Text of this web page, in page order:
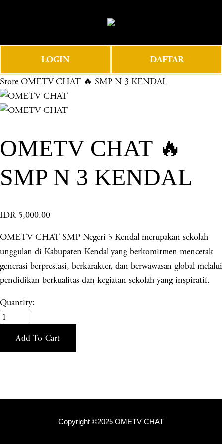
e
e
n
u
LOGIN DAFTAR
Store OMETV CHAT 🔥 SMP N 3 KENDAL
OMETV CHAT 🔥
SMP N 3 KENDAL
IDR 5,000.00
OMETV CHAT SMP Negeri 3 Kendal merupakan sekolah
unggulan di Kabupaten Kendal yang berkomitmen mencetak
generasi berprestasi, berkarakter, dan berwawasan global melalui
pendidikan berkualitas dan kegiatan sekolah yang inspiratif.
Quantity:
Add To Cart
Copyright ©2025 OMETV CHAT